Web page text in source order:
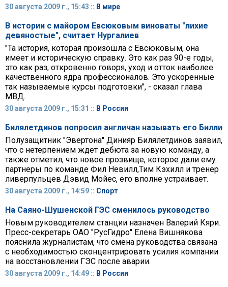
30 августа 2009 г., 15:43 :: В мире
В истории с майором Евсюковым виноваты "лихие
девяностые", считает Нургалиев
"Та история, которая произошла с Евсюковым, она
имеет и историческую справку. Это как раз 90-е годы,
это как раз, откровенно говоря, уход и отток наиболее
качественного ядра профессионалов. Это ускоренные
так называемые курсы подготовки", - сказал глава
МВД.
30 августа 2009 г., 15:31 :: В России
Билялетдинов попросил англичан называть его Билли
Полузащитник "Эвертона" Динияр Билялетдинов заявил,
что с нетерпением ждет дебюта за новую команду, а
также отметил, что новое прозвище, которое дали ему
партнеры по команде Фил Невилл,Тим Кэхилл и тренер
ливерпульцев Дэвид Мойес, его вполне устраивает.
30 августа 2009 г., 14:59 :: Спорт
На Саяно-Шушенской ГЭС сменилось руководство
Новым руководителем станции назначен Валерий Кяри.
Пресс-секретарь ОАО "РусГидро" Елена Вишнякова
пояснила журналистам, что смена руководства связана
с необходимостью сконцентрировать усилия компании
на восстановлении ГЭС после аварии.
30 августа 2009 г., 14:49 :: В России